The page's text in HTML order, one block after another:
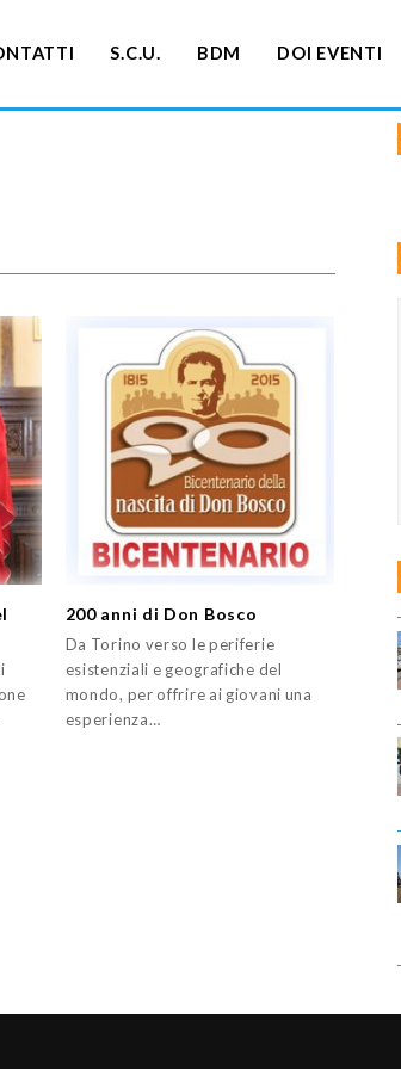
S.C.U. BDM DOI EVENTI
200 anni di Don Bosco
Da Torino verso le periferie
esistenziali e geografiche del
mondo, per offrire ai giovani una
esperienza…